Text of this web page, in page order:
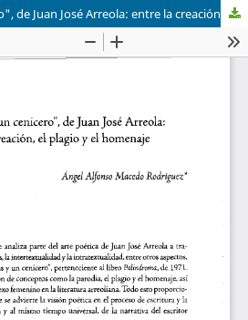
"Tres días y un cenicero", de Juan José Arreola: entre la creación, el plagio y el homenaje